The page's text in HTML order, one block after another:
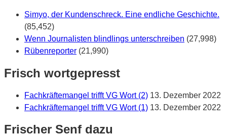
Simyo, der Kundenschreck. Eine endliche Geschichte.
(85,452)
Wenn Journalisten blindlings unterschreiben (27,998)
Rübenreporter (21,990)
Frisch wortgepresst
Fachkräftemangel trifft VG Wort (2) 13. Dezember 2022
Fachkräftemangel trifft VG Wort (1) 13. Dezember 2022
Frischer Senf dazu